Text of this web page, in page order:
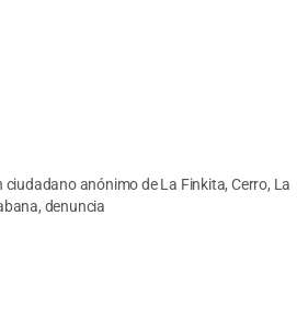
ciudadano anónimo de La Finkita, Cerro, La
denuncia